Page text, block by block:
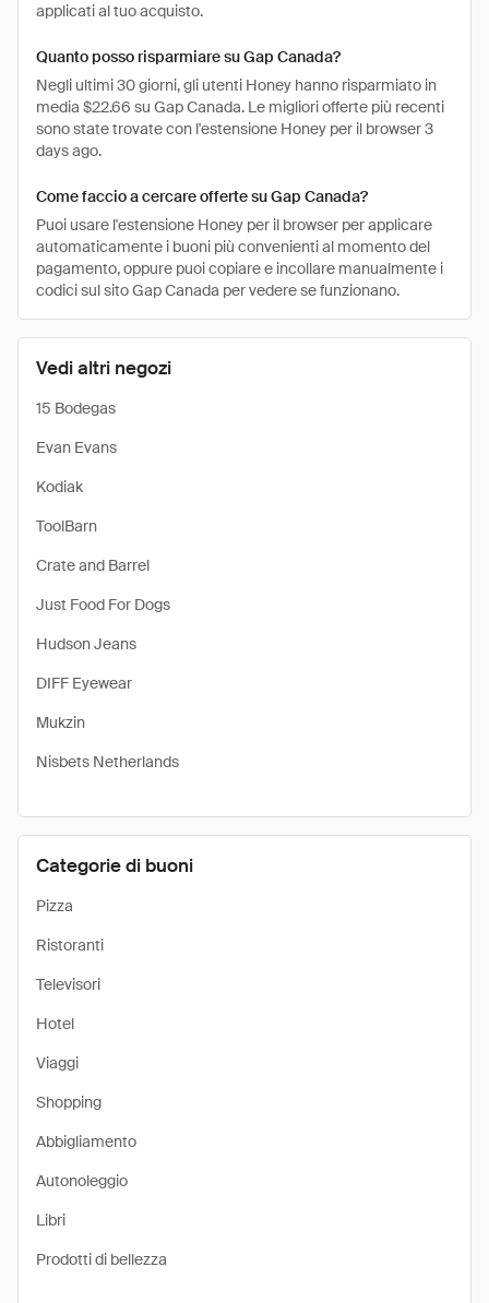
Vedi altri negozi
15 Bodegas
Evan Evans
Kodiak
ToolBarn
Crate and Barrel
Just Food For Dogs
Hudson Jeans
DIFF Eyewear
Mukzin
Nisbets Netherlands
Categorie di buoni
Pizza
Ristoranti
Televisori
Hotel
Viaggi
Shopping
Abbigliamento
Autonoleggio
Libri
Prodotti di bellezza
applicati al tuo acquisto.
Quanto posso risparmiare su Gap Canada?
Negli ultimi 30 giorni, gli utenti Honey hanno risparmiato in
media $22.66 su Gap Canada. Le migliori offerte più recenti
sono state trovate con l'estensione Honey per il browser 3
days ago.
Come faccio a cercare offerte su Gap Canada?
Puoi usare l'estensione Honey per il browser per applicare
automaticamente i buoni più convenienti al momento del
pagamento, oppure puoi copiare e incollare manualmente i
codici sul sito Gap Canada per vedere se funzionano.